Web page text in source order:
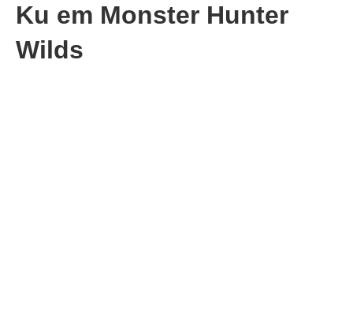
Ku em Monster Hunter
Wilds